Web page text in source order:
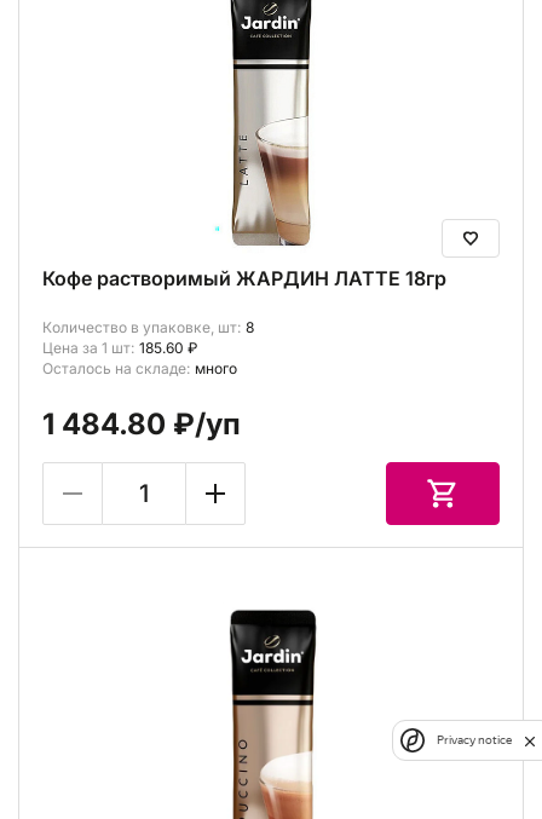
Кофе растворимый ЖАРДИН ЛАТТЕ 18гр
Количество в упаковке, шт: 8
Цена за 1 шт: 185.60 ₽
Осталось на складе: много
1 484.80 ₽/уп
Privacy notice